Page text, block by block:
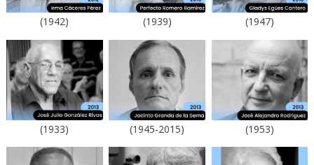
(1942) (1939) (1947)
(1933) (1945-2015) (1953)